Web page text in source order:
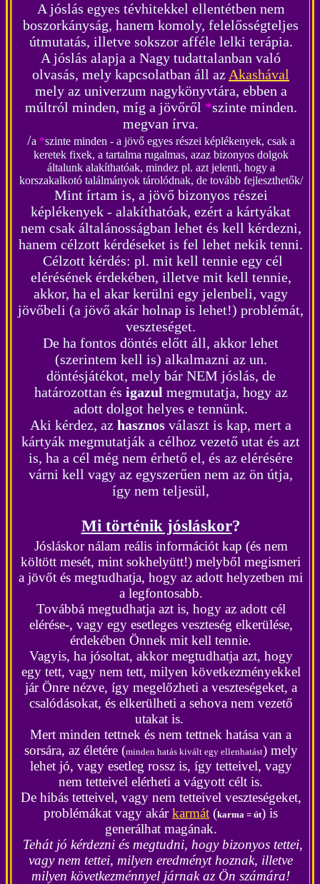
A jóslás egyes tévhitekkel ellentétben nem
boszorkányság, hanem komoly, felelősségteljes
útmutatás, illetve sokszor afféle lelki terápia.
A jóslás alapja a Nagy tudattalanban való
olvasás, mely kapcsolatban áll az Akashával
mely az univerzum nagykönyvtára, ebben a
múltról minden, míg a jövőről *szinte minden.
megvan írva.
/a *szinte minden - a jövő egyes részei képlékenyek, csak a
keretek fixek, a tartalma rugalmas, azaz bizonyos dolgok
általunk alakíthatóak, mindez pl. azt jelenti, hogy a
korszakalkotó találmányok tárolódnak, de tovább fejleszthetők/
Mint írtam is, a jövő bizonyos részei
képlékenyek - alakíthatóak, ezért a kártyákat
nem csak általánosságban lehet és kell kérdezni,
hanem célzott kérdéseket is fel lehet nekik tenni.
Célzott kérdés: pl. mit kell tennie egy cél
elérésének érdekében, illetve mit kell tennie,
akkor, ha el akar kerülni egy jelenbeli, vagy
jövőbeli (a jövő akár holnap is lehet!) problémát,
veszteséget.
De ha fontos döntés előtt áll, akkor lehet
(szerintem kell is) alkalmazni az un.
döntésjátékot, mely bár NEM jóslás, de
határozottan és igazul megmutatja, hogy az
adott dolgot helyes e tennünk.
Aki kérdez, az hasznos választ is kap, mert a
kártyák megmutatják a célhoz vezető utat és azt
is, ha a cél még nem érhető el, és az elérésére
várni kell vagy az egyszerűen nem az ön útja,
így nem teljesül,
Mi történik jósláskor?
Jósláskor nálam reális információt kap (és nem
költött mesét, mint sokhelyütt!) melyből megismeri
a jövőt és megtudhatja, hogy az adott helyzetben mi
a legfontosabb.
Továbbá megtudhatja azt is, hogy az adott cél
elérése-, vagy egy esetleges veszteség elkerülése,
érdekében Önnek mit kell tennie.
Vagyis, ha jósoltat, akkormegtudhatja azt, hogy
egy tett, vagy nem tett, milyen következményekkel
jár Önre nézve, így megelőzheti a veszteségeket, a
csalódásokat, és elkerülheti a sehova nem vezető
utakat is.
Mert minden tettnek és nem tettnek hatása van a
sorsára, az életére (minden hatás kivált egy ellenhatást) mely
lehet jó, vagy esetleg rossz is, így tetteivel, vagy
nem tetteivel elérheti a vágyott célt is.
De hibás tetteivel, vagy nem tetteivel veszteségeket,
problémákat vagy akárkarmát (karma = út) is
generálhat magának.
Tehát jó kérdezni és megtudni, hogy bizonyos tettei,
vagy nem tettei, milyen eredményt hoznak, illetve
milyen következménnyel járnak az Ön számára!